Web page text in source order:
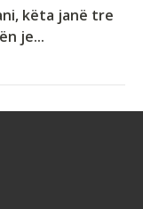
këta janë tre
je...